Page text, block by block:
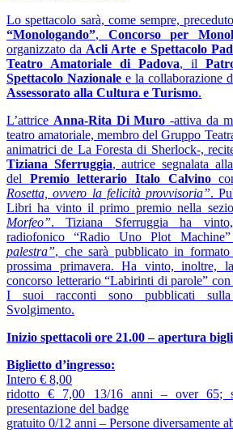
Lo spettacolo sarà, come sempre,
“Monologando”, Concorso per
organizzato da Acli Arte e Spettacolo
Teatro Amatoriale di Padova, il
Spettacolo Nazionale e la collaborazione
Assessorato alla Cultura e Turismo.
L’attrice Anna-Rita Di Muro -attiva da
teatro amatoriale, membro del Gruppo
animatrici de La Foresta di Sherlock-,
Tiziana Sferruggia, autrice segnalata
del Premio letterario Italo Calvino
Rosetta, ovvero la felicità provvisoria”.
Libri ha vinto il primo premio nella
Morfeo”. Tiziana Sferruggia ha
radiofonico “Radio Uno Plot
palestra”, che sarà pubblicato in
prossima primavera. Ha vinto, inoltre,
concorso letterario “Labirinti di parole” con
I suoi racconti sono pubblicati sulla
Svolgimento.
Inizio spettacoli ore 21.00 – apertura
Biglietto d’ingresso:
Intero € 8,00
ridotto € 7,00 13/16 anni – over 65;
presentazione del badge
gratuito 0/12 anni – Persone diversamente